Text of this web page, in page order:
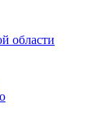
области